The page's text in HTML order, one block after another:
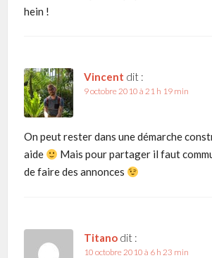
hein !
Vincent dit :
9 octobre 2010 à 21 h 19 min
On peut rester dans une démarche
aide
Mais pour partager il faut
de faire des annonces
Titano dit :
10 octobre 2010 à 6 h 23 min